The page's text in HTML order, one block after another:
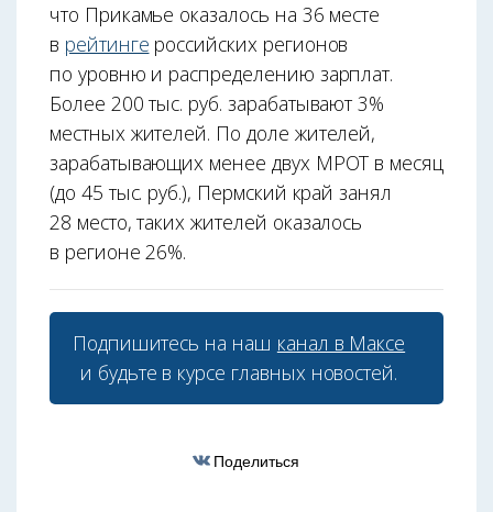
что Прикамье оказалось на 36 месте
в рейтинге российских регионов
по уровню и распределению зарплат.
Более 200 тыс. руб. зарабатывают 3%
местных жителей. По доле жителей,
зарабатывающих менее двух МРОТ в месяц
(до 45 тыс. руб.), Пермский край занял
28 место, таких жителей оказалось
в регионе 26%.
Подпишитесь на наш канал в Максе
и будьте в курсе главных новостей.
Поделиться